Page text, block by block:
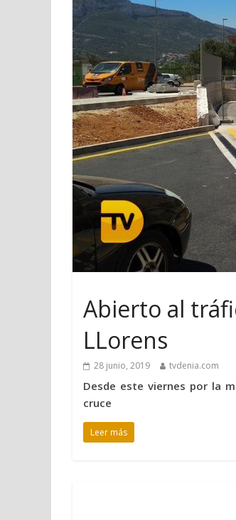
Abierto al
LLorens
28 junio, 2019 tvdenia.com
Desde este viernes por la
cruce
Leer más